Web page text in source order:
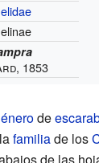
1853
de
familiade los
de las